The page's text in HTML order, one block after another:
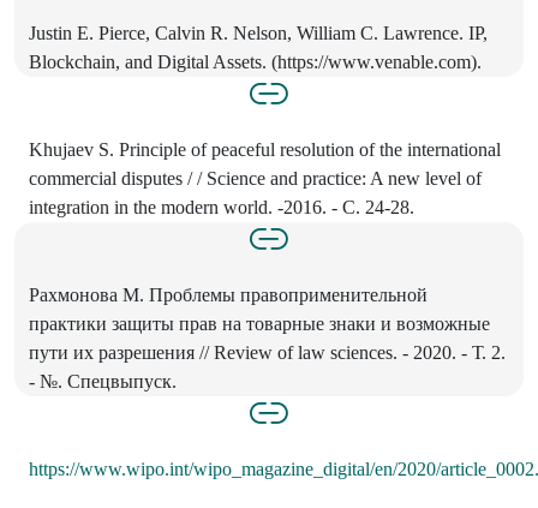
Justin E. Pierce, Calvin R. Nelson, William C. Lawrence. IP,
Blockchain, and Digital Assets. (https://www.venable.com).
Khujaev S. Principle of peaceful resolution of the international
commercial disputes / / Science and practice: A new level of
integration in the modern world. -2016. - С. 24-28.
Рахмонова М. Проблемы правоприменительной
практики защиты прав на товарные знаки и возможные
пути их разрешения // Review of law sciences. - 2020. - Т. 2.
- №. Спецвыпуск.
https://www.wipo.int/wipo_magazine_digital/en/2020/